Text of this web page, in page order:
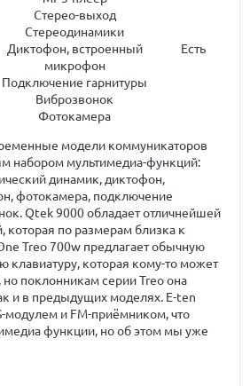
Стерео-выход
Стереодинамики
Диктофон, встроенный
микрофон
Подключение гарнитуры
Виброзвонок
Фотокамера
Есть
модели коммуникаторов
набором мультимедиа-функций:
динамик, диктофон,
фотокамера, подключение
Qtek 9000 обладает отличнейшей
которая по размерам близка к
Treo 700w предлагает обычную
клавиатуру, которая кому-то может
но поклонникам серии Treo она
и в предыдущих моделях. E-ten
модулем и FM-приёмником, что
функции, но об этом мы уже